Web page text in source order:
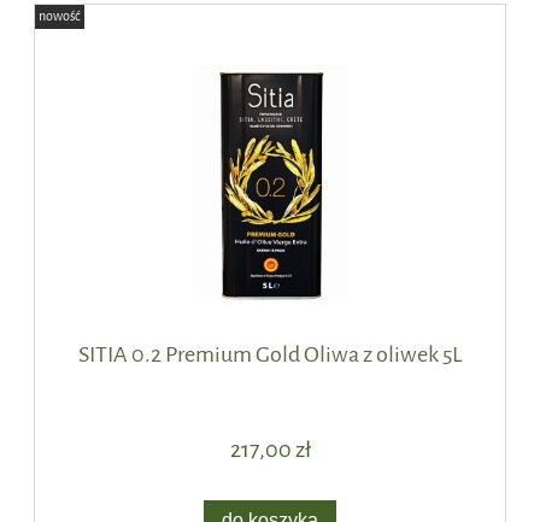
SITIA 0.2 Premium Gold Oliwa z oliwek 5L
217,00 zł
nowość